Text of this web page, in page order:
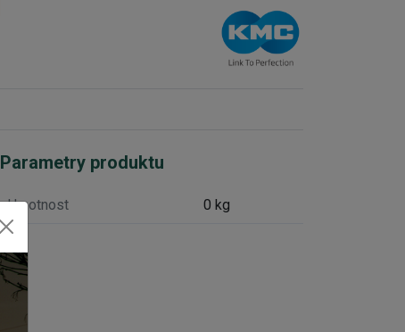
Parametry produktu
Hmotnost 0 kg